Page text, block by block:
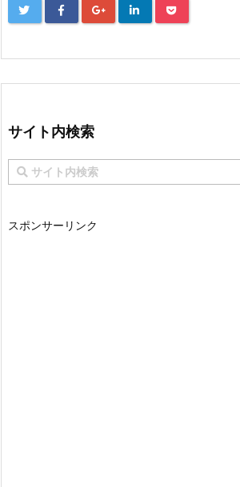
サイト内検索
スポンサーリンク